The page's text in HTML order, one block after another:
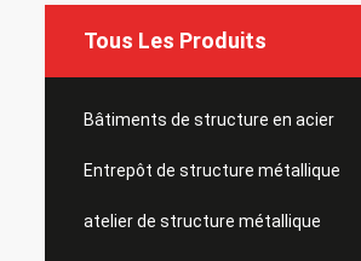
Tous Les Produits
Bâtiments de structure en acier
Entrepôt de structure métallique
atelier de structure métallique